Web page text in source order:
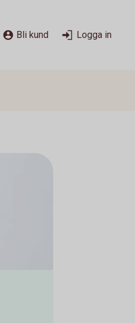
Bli kund Logga in